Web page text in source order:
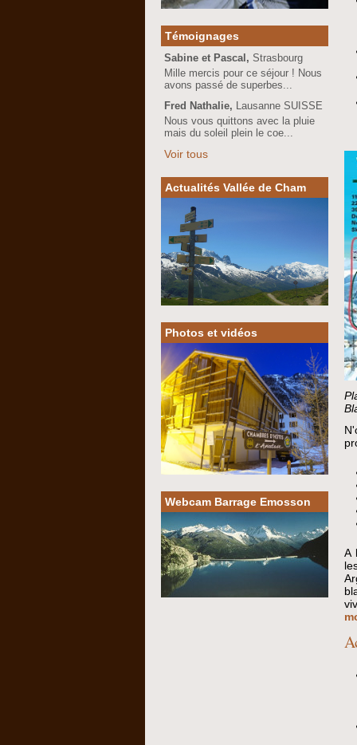
A
Témoignages
Sabine et Pascal,Strasbourg
Mille mercis pour ce séjour ! Nous
avons passé de superbes...
Fred Nathalie, Lausanne SUISSE
Nous vous quittons avec la pluie
mais du soleil plein le coe...
Voir tous
Actualités Vallée de Cham
Photos et vidéos
Webcam Barrage Emosson